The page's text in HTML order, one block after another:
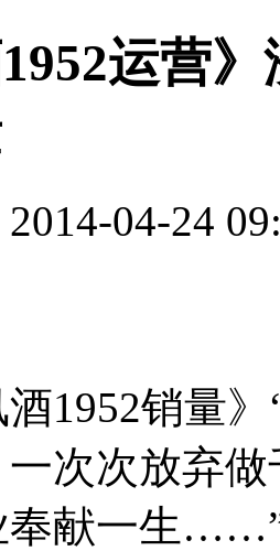
1952运营
04-24
销量》“
次次放弃
奉献一生